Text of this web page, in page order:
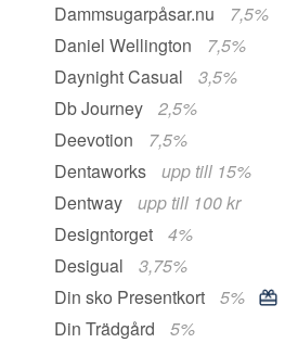
Dammsugarpåsar.nu
7,5%
Daniel Wellington
7,5%
Daynight Casual
3,5%
Db Journey
2,5%
Deevotion
7,5%
Dentaworks
upp till 15%
Dentway
upp till 100 kr
Designtorget
4%
Desigual
3,75%
Din sko Presentkort
5%
Din Trädgård
5%